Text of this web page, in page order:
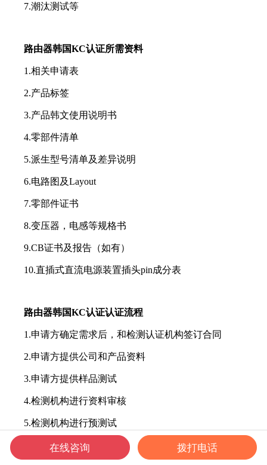
7.潮汰测试等
路由器韩国KC认证所需资料
1.相关申请表
2.产品标签
3.产品韩文使用说明书
4.零部件清单
5.派生型号清单及差异说明
6.电路图及Layout
7.零部件证书
8.变压器，电感等规格书
9.CB证书及报告（如有）
10.直插式直流电源装置插头pin成分表
路由器韩国KC认证认证流程
1.申请方确定需求后，和检测认证机构签订合同
2.申请方提供公司和产品资料
3.申请方提供样品测试
4.检测机构进行资料审核
5.检测机构进行预测试
6.发送样品到测试机构进行测试
在线咨询 拨打电话